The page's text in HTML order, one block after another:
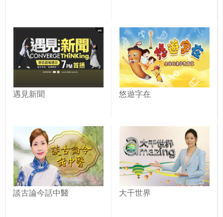
遇見新聞 悠遊字在
談古論今話中醫 大千世界